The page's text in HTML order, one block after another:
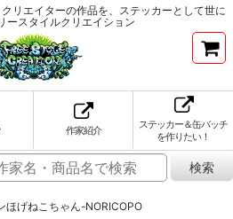
リエイターの作品を、ステッカーとして世に
ースタイルクリエイション
作家紹介
ステッカー＆缶バッチ
を作りたい！
ほげねこちゃん-NORICOPO